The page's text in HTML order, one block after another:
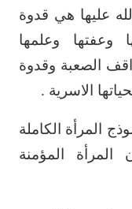
عليها هي قدوة
وعفتها ‏وعلمها
الصعبة وقدوة
الاسرية .‏
المرأة الكاملة
‏المؤمنة